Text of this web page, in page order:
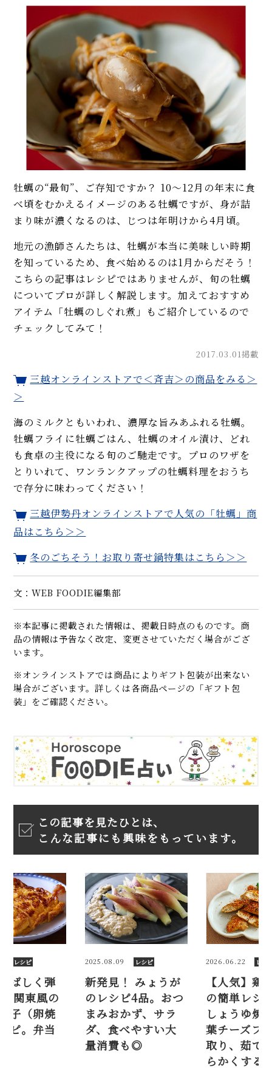
牡蠣の“最旬”、ご存知ですか？ 10〜12月の年末に食
べ頃をむかえるイメージのある牡蠣ですが、身が詰
まり味が濃くなるのは、じつは年明けから4月頃。
地元の漁師さんたちは、牡蠣が本当に美味しい時期
を知っているため、食べ始めるのは1月からだそう！
こちらの記事はレシピではありませんが、旬の牡蠣
についてプロが詳しく解説します。加えておすすめ
アイテム「牡蠣のしぐれ煮」もご紹介しているので
チェックしてみて！
2017.03.01掲載
三越オンラインストアで＜斉吉＞の商品をみる＞
＞
海のミルクともいわれ、濃厚な旨みあふれる牡蠣。
牡蠣フライに牡蠣ごはん、牡蠣のオイル漬け、どれ
も食卓の主役になる旬のご馳走です。プロのワザを
とりいれて、ワンランクアップの牡蠣料理をおうち
で存分に味わってください！
三越伊勢丹オンラインストアで人気の「牡蠣」商
品はこちら＞＞
冬のごちそう！お取り寄せ鍋特集はこちら＞＞
文：WEB FOODIE編集部
※本記事に掲載された情報は、掲載日時点のものです。商
品の情報は予告なく改定、変更させていただく場合がござ
います。
※オンラインストアでは商品によりギフト包装が出来ない
場合がございます。詳しくは各商品ページの「ギフト包
装」をご確認ください。
この記事を見たひとは、
こんな記事にも興味をもっています。
2025.08.09 レシピ
新発見！ みょうが
のレシピ4品。おつ
まみおかず、サラ
ダ、食べやすい大
量消費も◎
2026.06.22 レシピ
【人気】鶏ささみ
の簡単レシピ5品。
しょうゆ焼き、大
葉チーズフライ…筋
取り、茹で方、柔
らかくするコツも